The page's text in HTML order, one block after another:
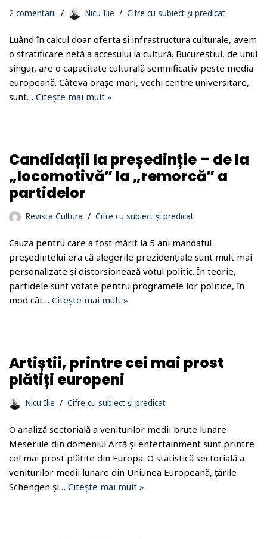
2 comentarii Nicu Ilie Cifre cu subiect și predicat
Luând în calcul doar oferta și infrastructura culturale, avem
o stratificare netă a accesului la cultură. Bucureștiul, de unul
singur, are o capacitate culturală semnificativ peste media
europeană. Câteva orașe mari, vechi centre universitare,
sunt… Citește mai mult »
Candidații la președinție – de la
„locomotivă” la „remorcă” a
partidelor
Revista Cultura Cifre cu subiect și predicat
Cauza pentru care a fost mărit la 5 ani mandatul
președintelui era că alegerile prezidențiale sunt mult mai
personalizate și distorsionează votul politic. În teorie,
partidele sunt votate pentru programele lor politice, în
mod cât… Citește mai mult »
Artiștii, printre cei mai prost
plătiți europeni
Nicu Ilie Cifre cu subiect și predicat
O analiză sectorială a veniturilor medii brute lunare
Meseriile din domeniul Artă și entertainment sunt printre
cel mai prost plătite din Europa. O statistică sectorială a
veniturilor medii lunare din Uniunea Europeană, țările
Schengen și… Citește mai mult »